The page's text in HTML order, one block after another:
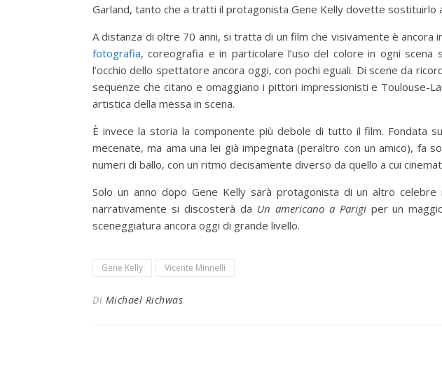
Garland, tanto che a tratti il protagonista Gene Kelly dovette sostituirlo
A distanza di oltre 70 anni, si tratta di un film che visivamente è ancora
fotografia, coreografia e in particolare l’uso del colore in ogni
l’occhio dello spettatore ancora oggi, con pochi eguali. Di scene da
sequenze che citano e omaggiano i pittori impressionisti e Toulouse-
artistica della messa in scena.
È invece la storia la componente più debole di tutto il film. Fondata
mecenate, ma ama una lei già impegnata (peraltro con un amico), fa
numeri di ballo, con un ritmo decisamente diverso da quello a cui
Solo un anno dopo Gene Kelly sarà protagonista di un altro celebre
narrativamente si discosterà da Un americano a Parigi per un
sceneggiatura ancora oggi di grande livello.
Gene Kelly Vicente Minnelli
Di Michael Richwas